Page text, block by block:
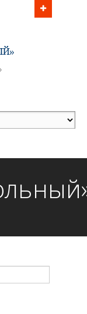
МСК